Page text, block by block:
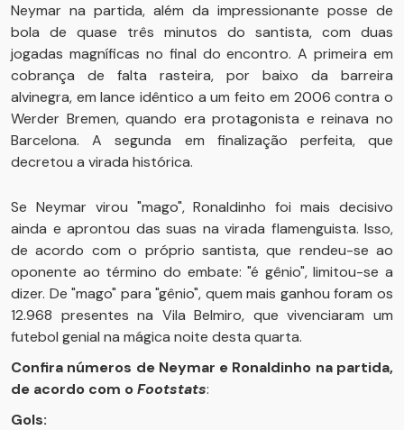
Neymar na partida, além da impressionante posse de
bola de quase três minutos do santista, com duas
jogadas magníficas no final do encontro. A primeira em
cobrança de falta rasteira, por baixo da barreira
alvinegra, em lance idêntico a um feito em 2006 contra o
Werder Bremen, quando era protagonista e reinava no
Barcelona. A segunda em finalização perfeita, que
decretou a virada histórica.
Se Neymar virou "mago", Ronaldinho foi mais decisivo
ainda e aprontou das suas na virada flamenguista. Isso,
de acordo com o próprio santista, que rendeu-se ao
oponente ao término do embate: "é gênio", limitou-se a
dizer. De "mago" para "gênio", quem mais ganhou foram os
12.968 presentes na Vila Belmiro, que vivenciaram um
futebol genial na mágica noite desta quarta.
Confira números de Neymar e Ronaldinho na partida,
de acordo com oFootstats:
Gols: